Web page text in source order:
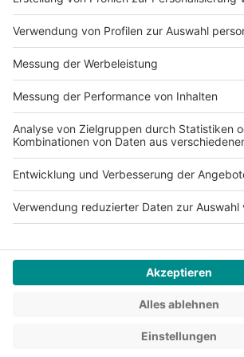
Cookie-Einstellungen